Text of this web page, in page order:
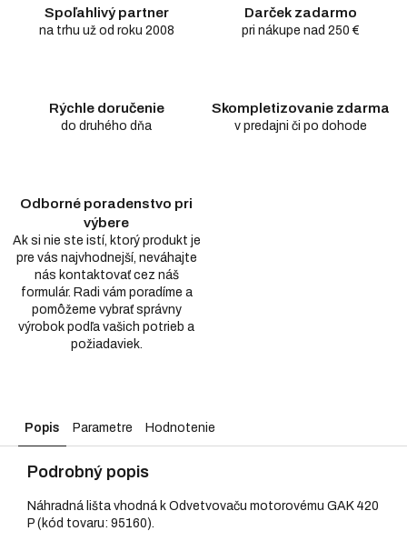
Spoľahlivý partner
na trhu už od roku 2008
Darček zadarmo
pri nákupe nad 250 €
Rýchle doručenie
do druhého dňa
Skompletizovanie zdarma
v predajni či po dohode
Odborné poradenstvo pri
výbere
Ak si nie ste istí, ktorý produkt je
pre vás najvhodnejší, neváhajte
nás kontaktovať cez náš
formulár. Radi vám poradíme a
pomôžeme vybrať správny
výrobok podľa vašich potrieb a
požiadaviek.
Popis Parametre Hodnotenie
Podrobný popis
Náhradná lišta vhodná k Odvetvovaču motorovému GAK 420
P (kód tovaru: 95160).